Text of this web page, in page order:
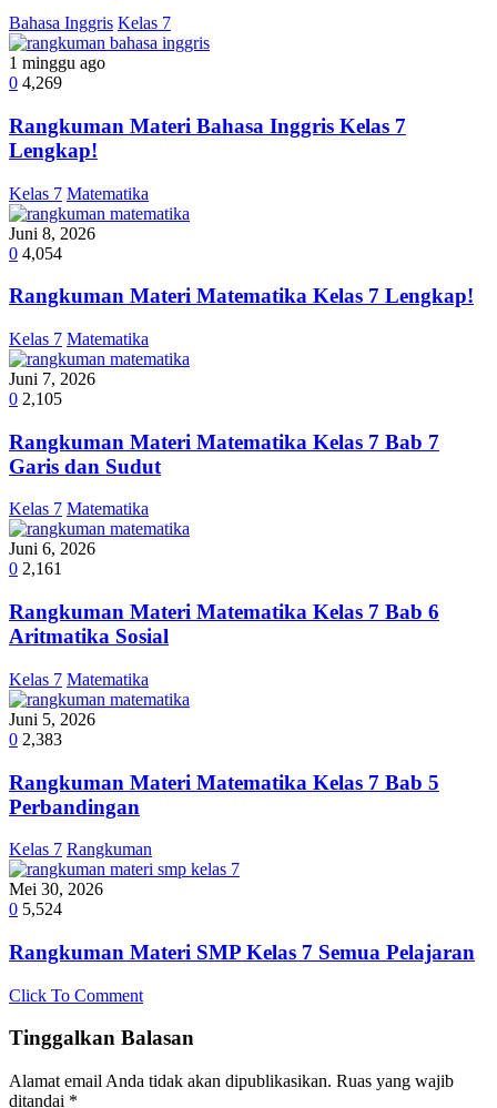
Bahasa Inggris Kelas 7
1 minggu ago
0 4,269
Rangkuman Materi Bahasa Inggris Kelas 7
Lengkap!
Kelas 7 Matematika
Juni 8, 2026
0 4,054
Rangkuman Materi Matematika Kelas 7 Lengkap!
Kelas 7 Matematika
Juni 7, 2026
0 2,105
Rangkuman Materi Matematika Kelas 7 Bab 7
Garis dan Sudut
Kelas 7 Matematika
Juni 6, 2026
0 2,161
Rangkuman Materi Matematika Kelas 7 Bab 6
Aritmatika Sosial
Kelas 7 Matematika
Juni 5, 2026
0 2,383
Rangkuman Materi Matematika Kelas 7 Bab 5
Perbandingan
Kelas 7 Rangkuman
Mei 30, 2026
0 5,524
Rangkuman Materi SMP Kelas 7 Semua Pelajaran
Click To Comment
Tinggalkan Balasan
Alamat email Anda tidak akan dipublikasikan. Ruas yang wajib
ditandai *